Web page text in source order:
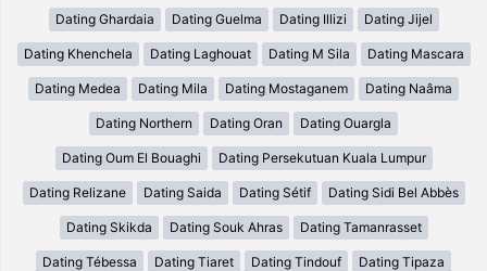
Dating Ghardaia Dating Guelma Dating Illizi Dating Jijel
Dating Khenchela Dating Laghouat Dating M Sila Dating Mascara
Dating Medea Dating Mila Dating Mostaganem Dating Naâma
Dating Northern Dating Oran Dating Ouargla
Dating Oum El Bouaghi Dating Persekutuan Kuala Lumpur
Dating Relizane Dating Saida Dating Sétif Dating Sidi Bel Abbès
Dating Skikda Dating Souk Ahras Dating Tamanrasset
Dating Tébessa Dating Tiaret Dating Tindouf Dating Tipaza